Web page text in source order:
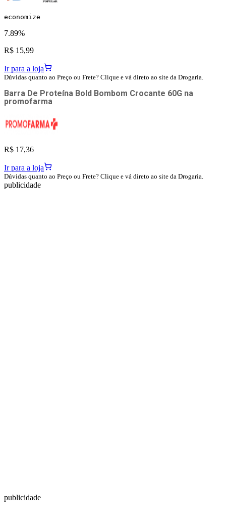
economize
7.89%
R$ 15,99
Ir para a loja
Dúvidas quanto ao Preço ou Frete? Clique e vá direto ao site da Drogaria.
Barra De Proteína Bold Bombom Crocante 60G na
promofarma
R$ 17,36
Ir para a loja
Dúvidas quanto ao Preço ou Frete? Clique e vá direto ao site da Drogaria.
publicidade
publicidade